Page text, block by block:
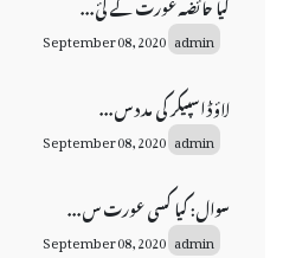
admin
September 08, 2020
لاؤڈ اسپیکر کی مدد س...
admin
September 08, 2020
سوال: کیا کسی عورت س...
admin
September 08, 2020